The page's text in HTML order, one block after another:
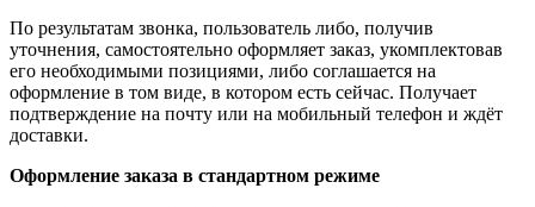
По результатам звонка, пользователь либо, получив
уточнения, самостоятельно оформляет заказ, укомплектовав
его необходимыми позициями, либо соглашается на
оформление в том виде, в котором есть сейчас. Получает
подтверждение на почту или на мобильный телефон и ждёт
доставки.
Оформление заказа в стандартном режиме